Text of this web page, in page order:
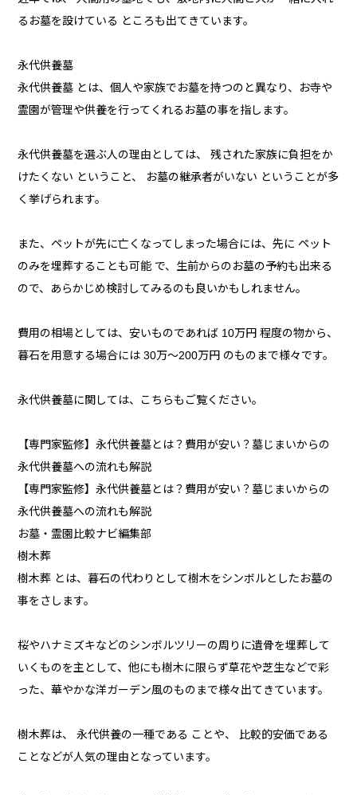
るお墓を設けている ところも出てきています。
永代供養墓
永代供養墓 とは、個人や家族でお墓を持つのと異なり、お寺や
霊園が管理や供養を行ってくれるお墓の事を指します。
永代供養墓を選ぶ人の理由としては、 残された家族に負担をか
けたくない ということ、 お墓の継承者がいない ということが多
く挙げられます。
また、ペットが先に亡くなってしまった場合には、先に ペット
のみを埋葬することも可能 で、生前からのお墓の予約も出来る
ので、あらかじめ検討してみるのも良いかもしれません。
費用の相場としては、安いものであれば 10万円 程度の物から、
暮石を用意する場合には 30万〜200万円 のものまで様々です。
永代供養墓に関しては、こちらもご覧ください。
【専門家監修】永代供養墓とは？費用が安い？墓じまいからの
永代供養墓への流れも解説
【専門家監修】永代供養墓とは？費用が安い？墓じまいからの
永代供養墓への流れも解説
お墓・霊園比較ナビ編集部
樹木葬
樹木葬 とは、暮石の代わりとして樹木をシンボルとしたお墓の
事をさします。
桜やハナミズキなどのシンボルツリーの周りに遺骨を埋葬して
いくものを主として、他にも樹木に限らず草花や芝生などで彩
った、華やかな洋ガーデン風のものまで様々出てきています。
樹木葬は、 永代供養の一種である ことや、 比較的安価である
ことなどが人気の理由となっています。